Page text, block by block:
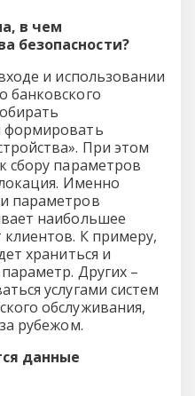
в чем
безопасности?
и использовании
банковского
формировать
При этом
сбору параметров
Именно
параметров
наибольшее
К примеру,
храниться и
Других –
услугами систем
обслуживания,
рубежом.
данные